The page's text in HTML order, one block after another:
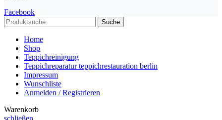
Facebook
Suche
Home
Shop
Teppichreinigung
Teppichreparatur teppichrestauration berlin
Impressum
Wunschliste
Anmelden / Registrieren
Warenkorb
schließen